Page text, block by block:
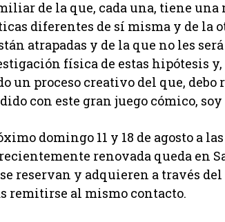
de la que, cada una, tiene una
diferentes de sí misma y de la
atrapadas y de la que no les
física de estas hipótesis
un proceso creativo del que, debo
con este gran juego cómico, soy
domingo 11 y 18 de agosto a
renovada queda en
reservan y adquieren a través
remitirse al mismo contacto.